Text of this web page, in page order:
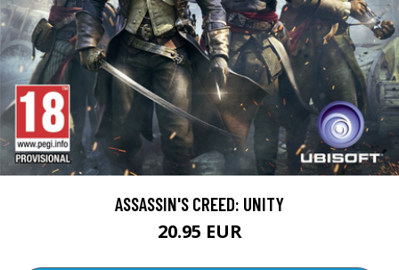
ASSASSIN'S CREED: UNITY
20.95 EUR